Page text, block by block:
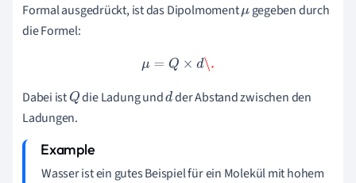
Formal ausgedrückt, ist das Dipolmomentμgegeben durch
die Formel:
μ =Q×d \.
Dabei istQ die Ladung unddder Abstand zwischen den
Ladungen.
Wasser ist ein gutes Beispiel für ein Molekül mit hohem